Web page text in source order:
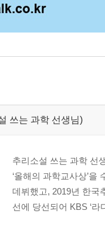
쓰는 과학 선생님)
추리소설 쓰는 과학 선
‘올해의 과학교사상’을
데뷔했고, 2019년 한국
선에 당선되어 KBS ‘